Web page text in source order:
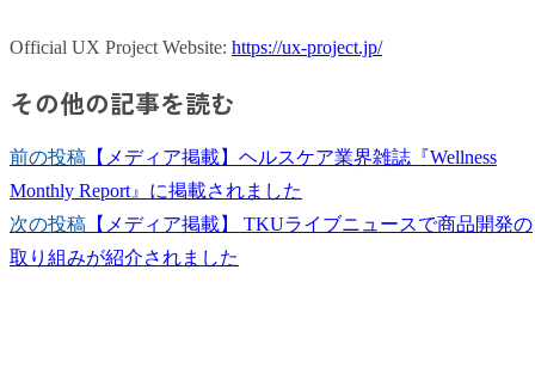
Official UX Project Website: https://ux-project.jp/
その他の記事を読む
前の投稿 【メディア掲載】ヘルスケア業界雑誌『Wellness
Monthly Report』に掲載されました
次の投稿 【メディア掲載】 TKUライブニュースで商品開発の
取り組みが紹介されました